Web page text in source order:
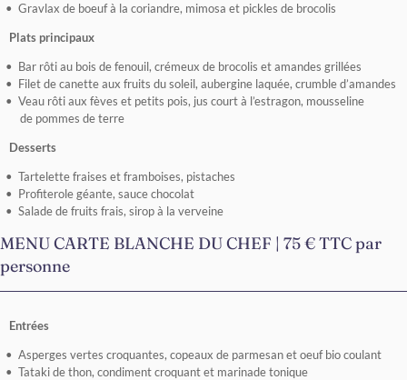
Gravlax de boeuf à la coriandre, mimosa et pickles de brocolis
Plats principaux
Bar rôti au bois de fenouil, crémeux de brocolis et amandes grillées
Filet de canette aux fruits du soleil, aubergine laquée, crumble d’amandes
Veau rôti aux fèves et petits pois, jus court à l’estragon, mousseline
de pommes de terre
Desserts
Tartelette fraises et framboises, pistaches
Profiterole géante, sauce chocolat
Salade de fruits frais, sirop à la verveine
MENU CARTE BLANCHE DU CHEF | 75 € TTC par
personne
Entrées
Asperges vertes croquantes, copeaux de parmesan et oeuf bio coulant
Tataki de thon, condiment croquant et marinade tonique